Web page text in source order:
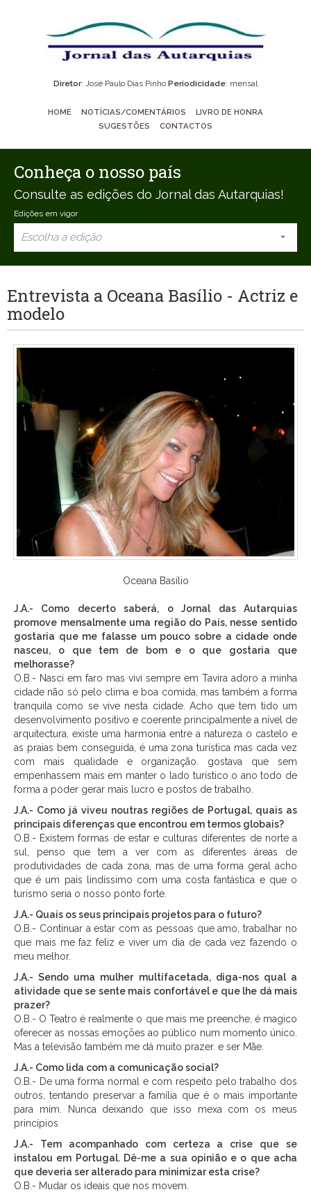
Diretor: José Paulo Dias Pinho Periodicidade: mensal
HOME NOTÍCIAS/COMENTÁRIOS
LIVRO DE HONRA
SUGESTÕES
CONTACTOS
Conheça o nosso país
Consulte as edições do Jornal das Autarquias!
Edições em vigor
Escolha a edição
Entrevista a Oceana Basílio - Actriz e
modelo
Oceana Basílio
J.A.- Como decerto saberá, o Jornal das Autarquias
promove mensalmente uma região do País, nesse sentido
gostaria que me falasse um pouco sobre a cidade onde
nasceu, o que tem de bom e o que gostaria que
melhorasse?
O.B.- Nasci em faro mas vivi sempre em Tavira adoro a minha
cidade não só pelo clima e boa comida, mas também a forma
tranquila como se vive nesta cidade. Acho que tem tido um
desenvolvimento positivo e coerente principalmente a nível de
arquitectura, existe uma harmonia entre a natureza o castelo e
as praias bem conseguida, é uma zona turística mas cada vez
com mais qualidade e organização. gostava que sem
empenhassem mais em manter o lado turístico o ano todo de
forma a poder gerar mais lucro e postos de trabalho.
J.A.- Como já viveu noutras regiões de Portugal, quais as
principais diferenças que encontrou em termos globais?
O.B.- Existem formas de estar e culturas diferentes de norte a
sul, penso que tem a ver com as diferentes áreas de
produtividades de cada zona, mas de uma forma geral acho
que é um pais lindíssimo com uma costa fantástica e que o
turismo seria o nosso ponto forte.
J.A.- Quais os seus principais projetos para o futuro?
O.B.- Continuar a estar com as pessoas que amo, trabalhar no
que mais me faz feliz e viver um dia de cada vez fazendo o
meu melhor.
J.A.- Sendo uma mulher multifacetada, diga-nos qual a
atividade que se sente mais confortável e que lhe dá mais
prazer?
O.B.- O Teatro é realmente o que mais me preenche, é magico
oferecer as nossas emoções ao público num momento único.
Mas a televisão também me dá muito prazer. e ser Mãe.
J.A.- Como lida com a comunicação social?
O.B.- De uma forma normal e com respeito pelo trabalho dos
outros, tentando preservar a família que é o mais importante
para mim. Nunca deixando que isso mexa com os meus
princípios
J.A.- Tem acompanhado com certeza a crise que se
instalou em Portugal. Dê-me a sua opinião e o que acha
que deveria ser alterado para minimizar esta crise?
O.B.- Mudar os ideais que nos movem.